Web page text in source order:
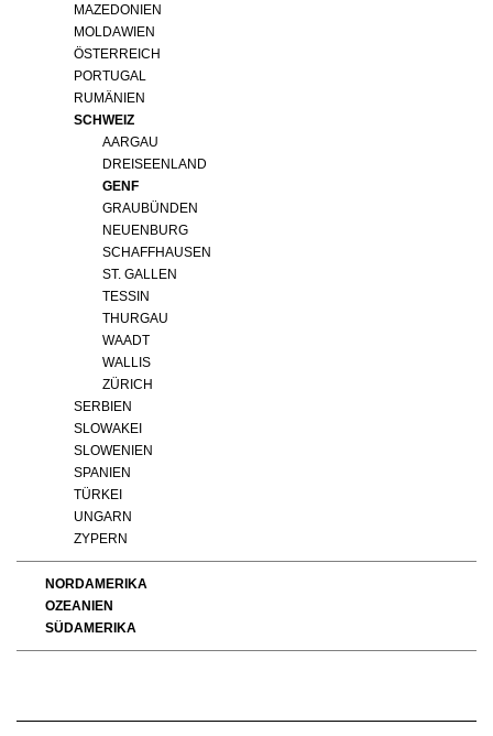
MAZEDONIEN
MOLDAWIEN
ÖSTERREICH
PORTUGAL
RUMÄNIEN
SCHWEIZ
AARGAU
DREISEENLAND
GENF
GRAUBÜNDEN
NEUENBURG
SCHAFFHAUSEN
ST. GALLEN
TESSIN
THURGAU
WAADT
WALLIS
ZÜRICH
SERBIEN
SLOWAKEI
SLOWENIEN
SPANIEN
TÜRKEI
UNGARN
ZYPERN
NORDAMERIKA
OZEANIEN
SÜDAMERIKA